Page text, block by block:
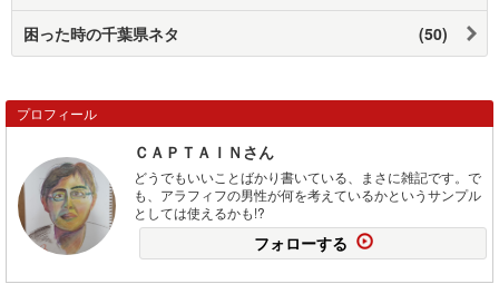
困った時の千葉県ネタ (50)
プロフィール
ＣＡＰＴＡＩＮさん
どうでもいいことばかり書いている、まさに雑記です。で
も、アラフィフの男性が何を考えているかというサンプル
としては使えるかも!?
フォローする